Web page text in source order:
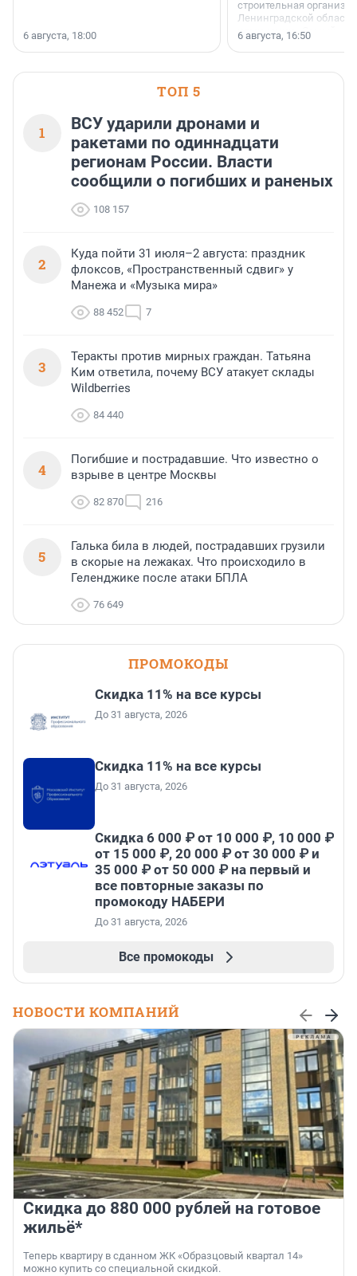
6 августа, 18:00
строительная
Ленинградской области
номинации «Самый
застройщик
области».
6 августа, 16:50
ТОП 5
1
ВСУ ударили дронами и
ракетами по одиннадцати
регионам России. Власти
сообщили о погибших и раненых
108 157
2
Куда пойти 31 июля–2 августа: праздник
флоксов, «Пространственный сдвиг» у
Манежа и «Музыка мира»
88 452 7
3
Теракты против мирных граждан. Татьяна
Ким ответила, почему ВСУ атакует склады
Wildberries
84 440
4
Погибшие и пострадавшие. Что известно о
взрыве в центре Москвы
82 870 216
5
Галька била в людей, пострадавших грузили
в скорые на лежаках. Что происходило в
Геленджике после атаки БПЛА
76 649
ПРОМОКОДЫ
Скидка 11% на все курсы
До 31 августа, 2026
Скидка 11% на все курсы
До 31 августа, 2026
Скидка 6 000 ₽ от 10 000 ₽, 10 000 ₽
от 15 000 ₽, 20 000 ₽ от 30 000 ₽ и
35 000 ₽ от 50 000 ₽ на первый и
все повторные заказы по
промокоду НАБЕРИ
До 31 августа, 2026
Все промокоды
НОВОСТИ КОМПАНИЙ
Скидка до 880 000 рублей на готовое
жильё*
Теперь квартиру в сданном ЖК «Образцовый квартал 14»
можно купить со специальной скидкой.